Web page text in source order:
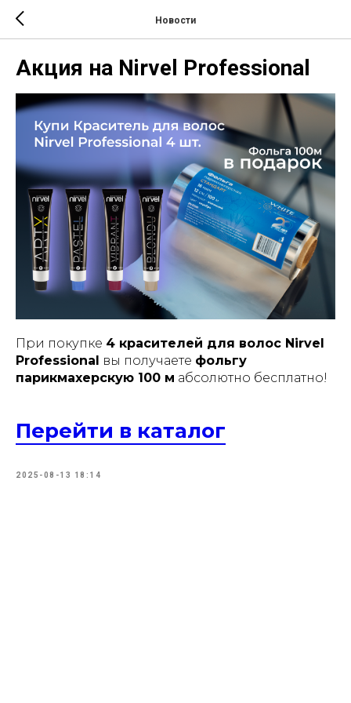
Новости
Акция на Nirvel Professional
При покупке 4 красителей для волос Nirvel
Professional
вы получаете фольгу
парикмахерскую 100 м абсолютно бесплатно!
Перейти в каталог
2025-08-13 18:14